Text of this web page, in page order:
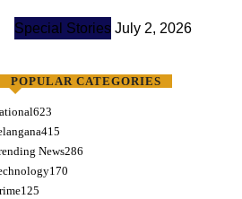
Special Stories July 2, 2026
POPULAR CATEGORIES
623
415
News286
170
125